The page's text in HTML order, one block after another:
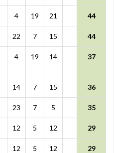
4 19 21 44
22 7 15 44
4 19 14 37
14 7 15 36
23 7 5 35
12 5 12 29
12 5 12 29